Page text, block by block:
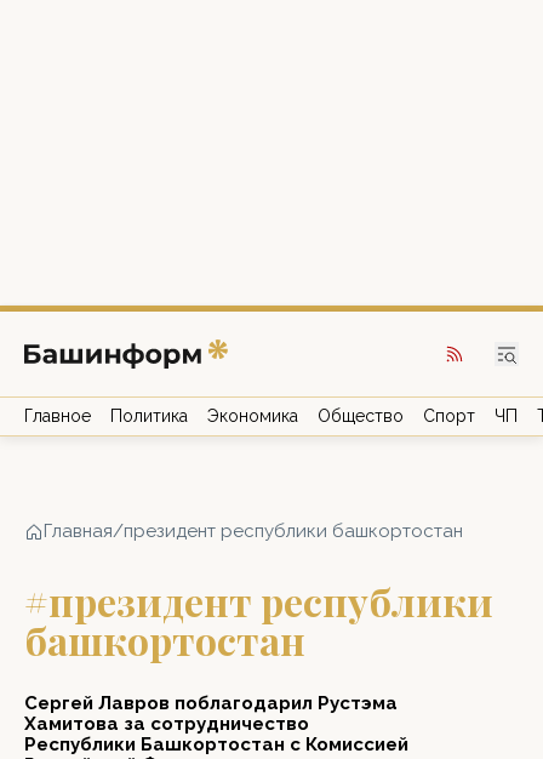
Главное Политика Экономика Общество Спорт ЧП
Главная/президент республики башкортостан
#президент республики
башкортостан
Сергей Лавров поблагодарил Рустэма
Хамитова за сотрудничество
Республики Башкортостан с Комиссией